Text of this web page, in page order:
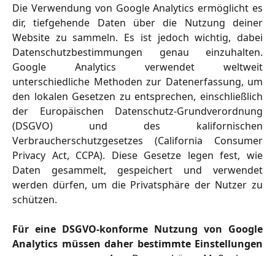
Die Verwendung von Google Analytics ermöglicht es
dir, tiefgehende Daten über die Nutzung deiner
Website zu sammeln. Es ist jedoch wichtig, dabei
Datenschutzbestimmungen genau einzuhalten.
Google Analytics verwendet weltweit
unterschiedliche Methoden zur Datenerfassung, um
den lokalen Gesetzen zu entsprechen, einschließlich
der Europäischen Datenschutz-Grundverordnung
(DSGVO) und des kalifornischen
Verbraucherschutzgesetzes (California Consumer
Privacy Act, CCPA). Diese Gesetze legen fest, wie
Daten gesammelt, gespeichert und verwendet
werden dürfen, um die Privatsphäre der Nutzer zu
schützen.
Für eine DSGVO-konforme Nutzung von Google
Analytics müssen daher bestimmte Einstellungen